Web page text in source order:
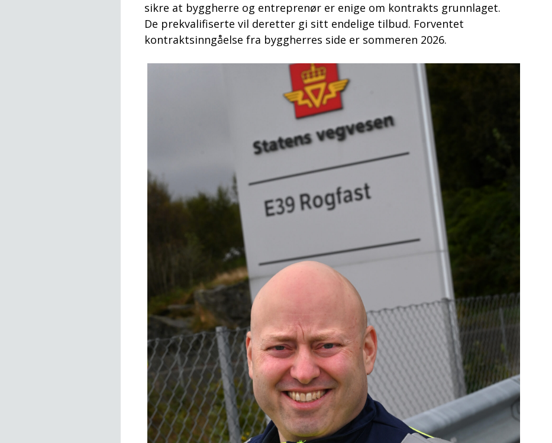
sikre at byggherre og entreprenør er enige om kontrakts grunnlaget.
De prekvalifiserte vil deretter gi sitt endelige tilbud. Forventet
kontraktsinngåelse fra byggherres side er sommeren 2026.